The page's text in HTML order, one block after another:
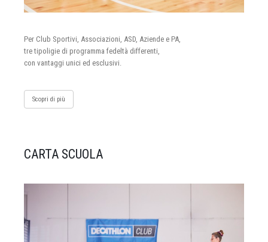
Per Club Sportivi, Associazioni, ASD, Aziende e PA,
tre tipoligie di programma fedeltà differenti,
con vantaggi unici ed esclusivi.
Scopri di più
CARTA SCUOLA